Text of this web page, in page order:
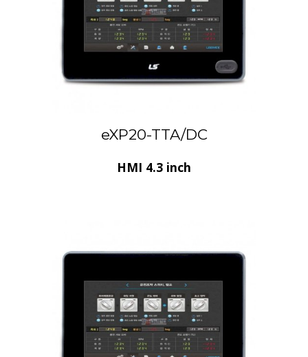
eXP20-TTA/DC
HMI 4.3 inch